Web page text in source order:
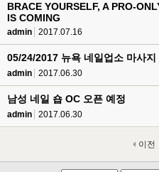
BRACE YOURSELF, A PRO-
IS COMING
admin 2017.07.16
05/24/2017 뉴욕 네일업소 마사
admin 2017.06.30
남성 네일 숍 OC 오픈 예정
admin 2017.06.30
이전